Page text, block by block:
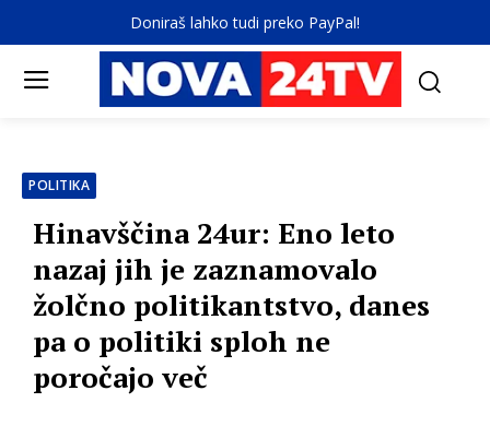
Doniraš lahko tudi preko PayPal!
POLITIKA
Hinavščina 24ur: Eno leto
nazaj jih je zaznamovalo
žolčno politikantstvo, danes
pa o politiki sploh ne
poročajo več